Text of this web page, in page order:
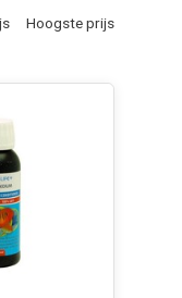
Hoogste prijs